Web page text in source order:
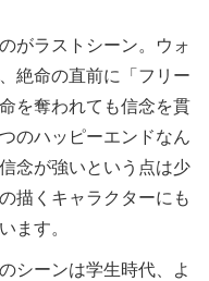
がラストシーン。ウォ
絶命の直前に「フリー
を奪われても信念を貫
のハッピーエンドなん
念が強いという点は少
描くキャラクターにも
ます。
シーンは学生時代、よ